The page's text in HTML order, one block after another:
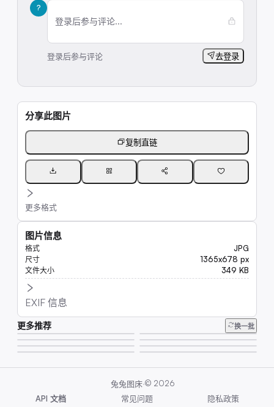
?
登录后参与评论...
登录后参与评论 去登录
分享此图片
复制直链
更多格式
图片信息
格式 JPG
尺寸 1365x678 px
文件大小 349 KB
EXIF 信息
更多推荐 换一批
11K
20K
6.6K
8.0K
23K
6.6K
6.7K
兔兔图床·© 2026
API 文档
常见问题 隐私政策